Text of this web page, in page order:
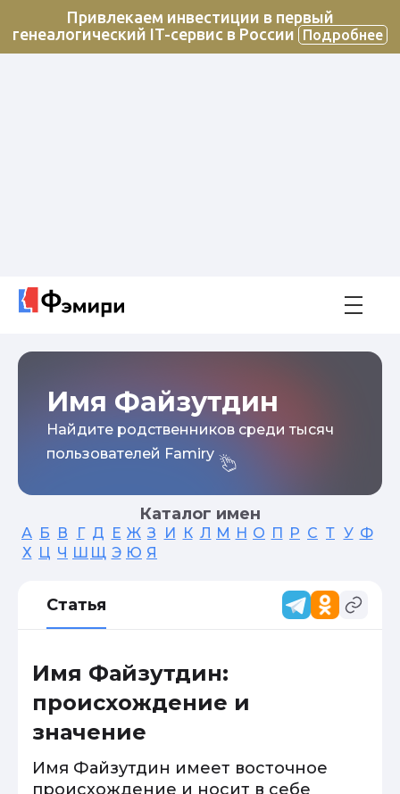
Привлекаем инвестиции в первый
генеалогический IT-сервис в России
Подробнее
Имя Файзутдин
Найдите родственников среди тысяч
пользователей Famiry
Каталог имен
А Б В Г Д Е Ж З И К Л М Н О П Р С Т У Ф
Х Ц Ч Ш Щ Э Ю Я
Статья
Имя Файзутдин:
происхождение и
значение
Имя Файзутдин имеет восточное
происхождение и носит в себе